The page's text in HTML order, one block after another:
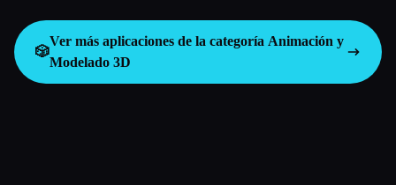
🎲
Ver más aplicaciones de la categoría Animación y
Modelado 3D